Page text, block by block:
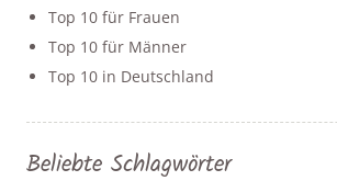
Top 10 für Frauen
Top 10 für Männer
Top 10 in Deutschland
Beliebte Schlagwörter